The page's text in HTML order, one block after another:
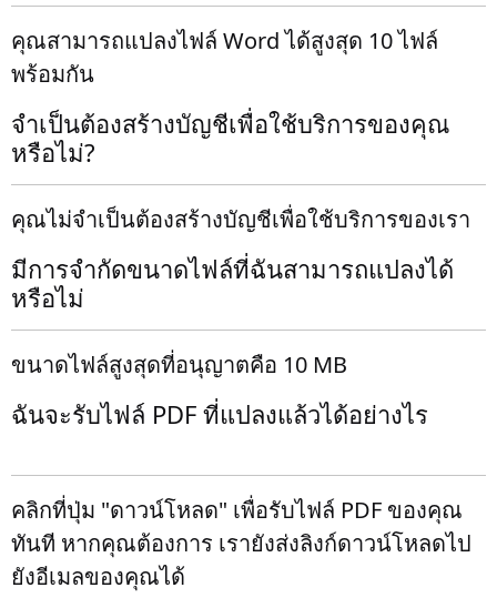
คุณสามารถแปลงไฟล์ Word ได้สูงสุด 10 ไฟล์
พร้อมกัน
จำเป็นต้องสร้างบัญชีเพื่อใช้บริการของคุณ
หรือไม่?
คุณไม่จำเป็นต้องสร้างบัญชีเพื่อใช้บริการของเรา
มีการจำกัดขนาดไฟล์ที่ฉันสามารถแปลงได้
หรือไม่
ขนาดไฟล์สูงสุดที่อนุญาตคือ 10 MB
ฉันจะรับไฟล์ PDF ที่แปลงแล้วได้อย่างไร
คลิกที่ปุ่ม "ดาวน์โหลด" เพื่อรับไฟล์ PDF ของคุณ
ทันที หากคุณต้องการ เรายังส่งลิงก์ดาวน์โหลดไป
ยังอีเมลของคุณได้